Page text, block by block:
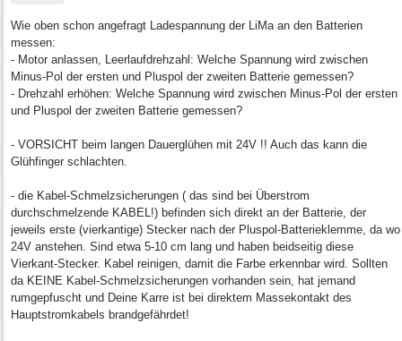
Wie oben schon angefragt Ladespannung der LiMa an den Batterien
messen:
- Motor anlassen, Leerlaufdrehzahl: Welche Spannung wird zwischen
Minus-Pol der ersten und Pluspol der zweiten Batterie gemessen?
- Drehzahl erhöhen: Welche Spannung wird zwischen Minus-Pol der ersten
und Pluspol der zweiten Batterie gemessen?
- VORSICHT beim langen Dauerglühen mit 24V !! Auch das kann die
Glühfinger schlachten.
- die Kabel-Schmelzsicherungen ( das sind bei Überstrom
durchschmelzende KABEL!) befinden sich direkt an der Batterie, der
jeweils erste (vierkantige) Stecker nach der Pluspol-Batterieklemme, da wo
24V anstehen. Sind etwa 5-10 cm lang und haben beidseitig diese
Vierkant-Stecker. Kabel reinigen, damit die Farbe erkennbar wird. Sollten
da KEINE Kabel-Schmelzsicherungen vorhanden sein, hat jemand
rumgepfuscht und Deine Karre ist bei direktem Massekontakt des
Hauptstromkabels brandgefährdet!